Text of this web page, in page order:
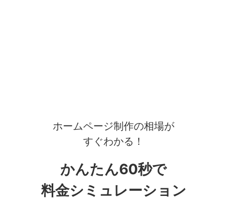
ホームページ制作の相場が
すぐわかる！
かんたん60秒で
料金シミュレーション